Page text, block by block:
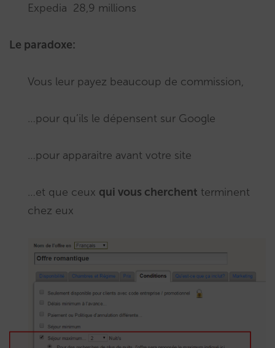
Expedia 28,9 millions
Le paradoxe:
Vous leur payez beaucoup de commission,
…pour qu’ils le dépensent sur Google
…pour apparaitre avant votre site
…et que ceux qui vous cherchent terminent
chez eux